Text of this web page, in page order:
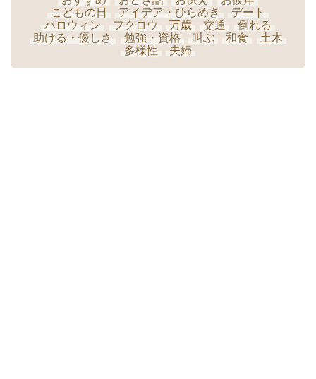
こどもの日
アイデア・ひらめき
デート
ハロウィン
フクロウ 万歳 交通
倒れる
助ける・優しさ
勉強・資格 叫ぶ 和食
土木
多様性
夫婦